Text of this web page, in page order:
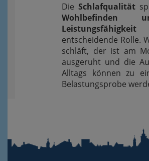
Die Schlafqualität
Wohlbefinden
Leistungsfähigkeit
entscheidende Rolle.
schläft, der ist am
ausgeruht und die
Alltags können zu
Belastungsprobe